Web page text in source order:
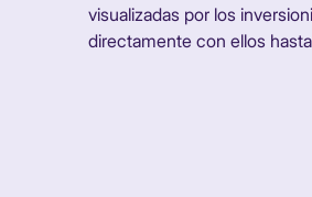
visualizadas por los
directamente con ellos